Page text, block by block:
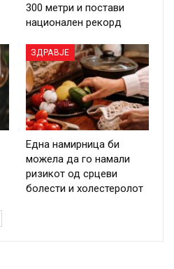
300 метри и постави
национален рекорд
ЗДРАВЈЕ
Една намирница би
можела да го намали
ризикот од срцеви
болести и холестеролот